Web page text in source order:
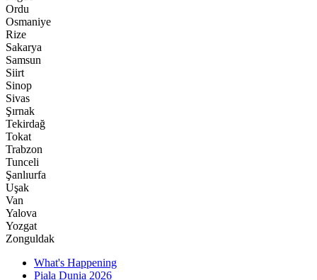
Ordu
Osmaniye
Rize
Sakarya
Samsun
Siirt
Sinop
Sivas
Şırnak
Tekirdağ
Tokat
Trabzon
Tunceli
Şanlıurfa
Uşak
Van
Yalova
Yozgat
Zonguldak
What's Happening
Piala Dunia 2026